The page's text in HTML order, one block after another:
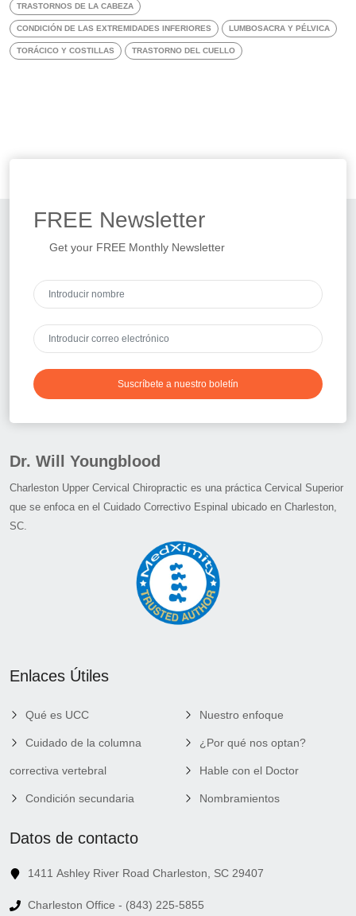
TRASTORNOS DE LA CABEZA
CONDICIÓN DE LAS EXTREMIDADES INFERIORES LUMBOSACRA Y PÉLVICA
TORÁCICO Y COSTILLAS TRASTORNO DEL CUELLO
FREE Newsletter
Get your FREE Monthly Newsletter
Suscríbete a nuestro boletín
Dr. Will Youngblood
Charleston Upper Cervical Chiropractic es una práctica Cervical Superior
que se enfoca en el Cuidado Correctivo Espinal ubicado en Charleston,
SC.
Enlaces Útiles
Qué es UCC
Cuidado de la columna
correctiva vertebral
Condición secundaria
Nuestro enfoque
¿Por qué nos optan?
Hable con el Doctor
Nombramientos
Datos de contacto
1411 Ashley River Road Charleston, SC 29407
Charleston Office - (843) 225-5855